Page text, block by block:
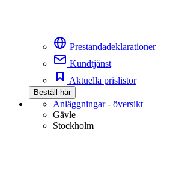
Prestandadeklarationer
Kundtjänst
Aktuella prislistor
Beställ här
Anläggningar - översikt
Gävle
Stockholm